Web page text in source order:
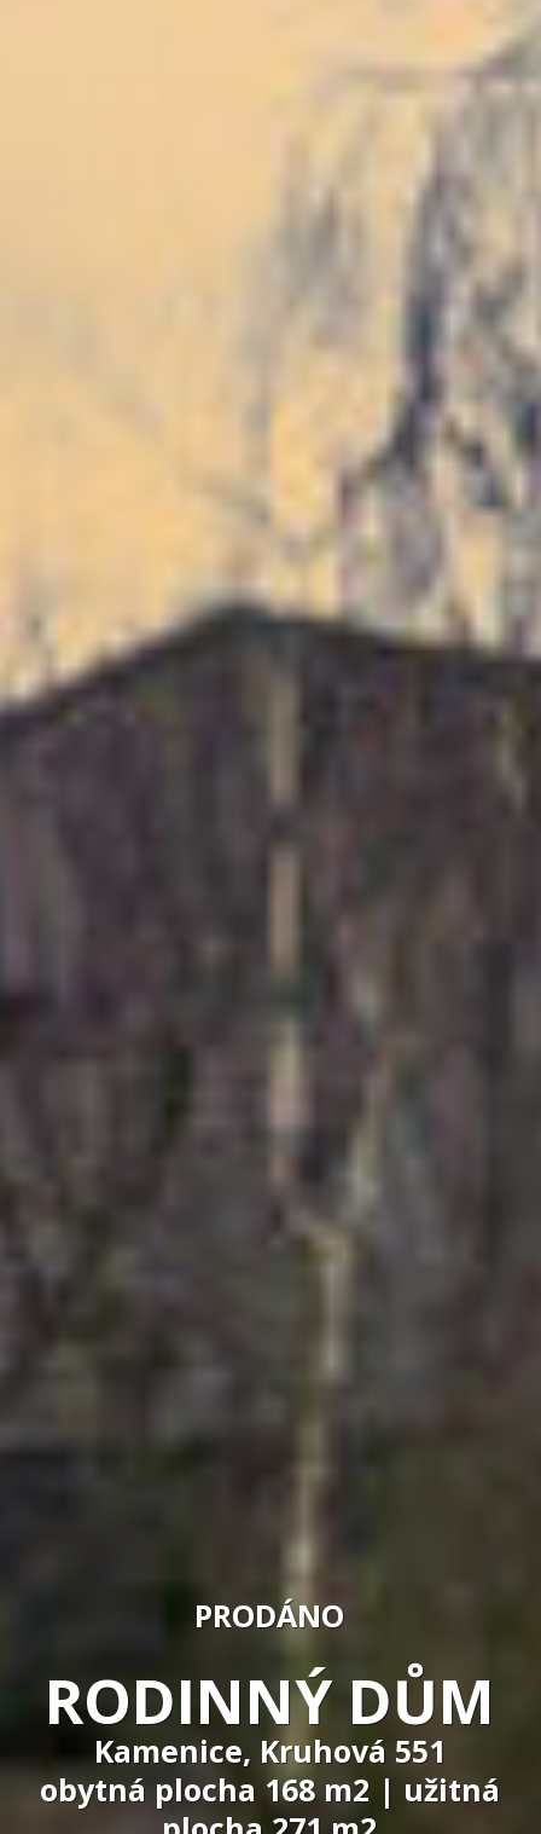
PRODÁNO
RODINNÝ DŮM
Kamenice, Kruhová 551
obytná plocha 168 m2 | užitná